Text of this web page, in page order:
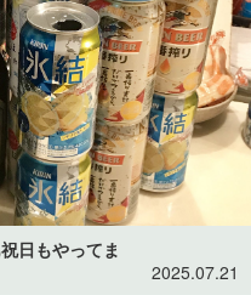
積極的に人とご飯を食べよう٩( 'ω' )و祝日もやってま
2025.07.21